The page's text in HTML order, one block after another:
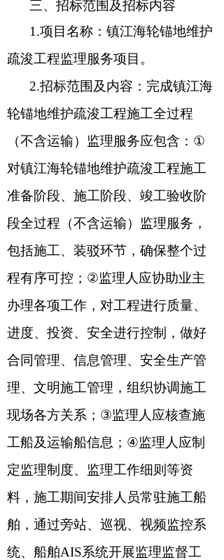
三、招标范围及招标内容
1.项目名称： 镇江海轮锚地维护
疏浚工程监理服务项目 。
2.招标范围及内容： 完成镇江海
轮锚地维护疏浚工程施工全过程
（不含运输）监理服务应包含： ①
对镇江海轮锚地维护疏浚工程施工
准备阶段、施工阶段、竣工验收阶
段全过程（不含运输）监理服务，
包括施工、装驳环节，确保整个过
程有序可控； ②监理人应协助业主
办理各项工作，对工程进行质量、
进度、 投资、 安全进行控制， 做好
合同管理、信息管理、安全生产管
理、文明施工管理，组织协调施工
现场各方关系； ③监理人应核查施
工船及运输船信息 ； ④监理人应制
定监理制度、监理工作细则等资
料， 施工期间安排人员常驻施工船
舶， 通过旁站、巡视、 视频监控系
统、船舶AIS系统开展监理监督工